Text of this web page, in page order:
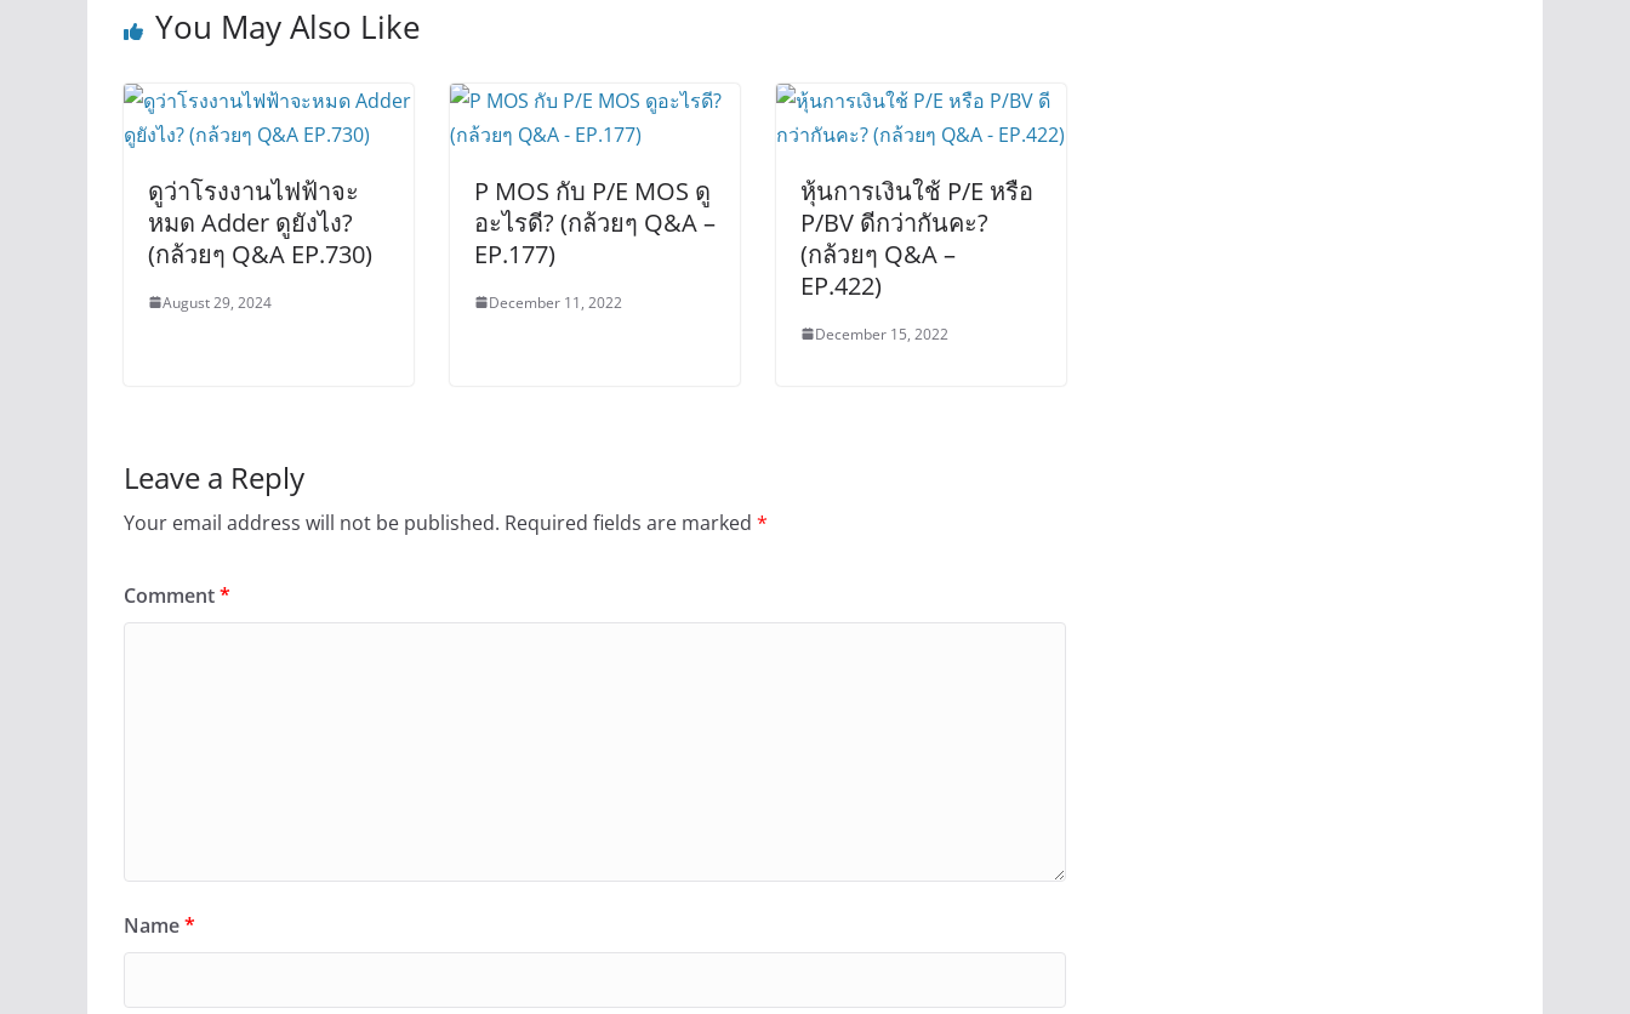
You May Also Like
ดูว่าโรงงานไฟฟ้าจะ
หมด Adder ดูยังไง?
(กล้วยๆ Q&A EP.730)
August 29, 2024
P MOS กับ P/E MOS ดู
อะไรดี? (กล้วยๆ Q&A –
EP.177)
December 11, 2022
หุ้นการเงินใช้ P/E หรือ
P/BV ดีกว่ากันคะ?
(กล้วยๆ Q&A –
EP.422)
December 15, 2022
Leave a Reply
Your email address will not be published. Required fields are marked *
Comment*
Name*